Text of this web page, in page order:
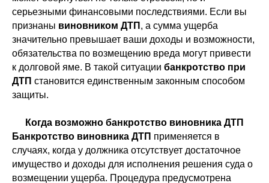
серьезными финансовыми последствиями. Если вы
признаны виновником ДТП , а сумма ущерба
значительно превышает ваши доходы и возможности,
обязательства по возмещению вреда могут привести
к долговой яме. В такой ситуации банкротство при
ДТП становится единственным законным способом
защиты.
Когда возможно банкротство виновника ДТП
Банкротство виновника ДТП применяется в
случаях, когда у должника отсутствует достаточное
имущество и доходы для исполнения решения суда о
возмещении ущерба. Процедура предусмотрена